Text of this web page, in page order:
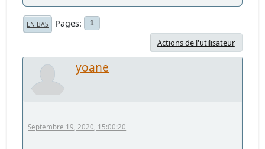
EN BAS Pages 1
Actions de l'utilisateur
yoane
Septembre 19, 2020, 15:00:20